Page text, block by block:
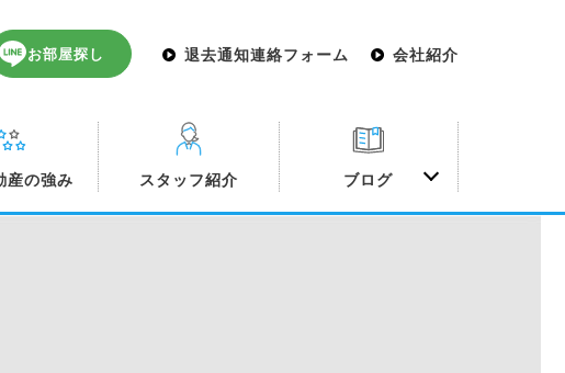
お部屋探し 退去通知連絡フォーム 会社紹介
産の強み スタッフ紹介 ブログ